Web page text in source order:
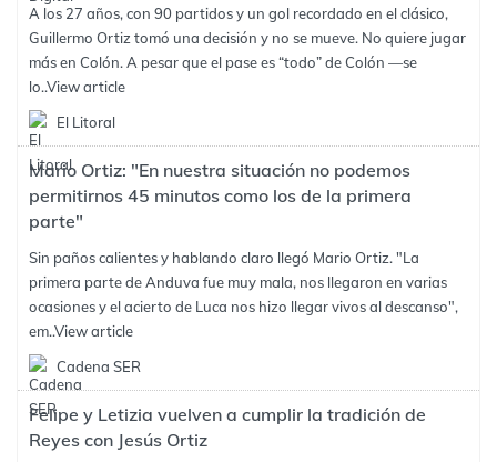
A los 27 años, con 90 partidos y un gol recordado en el clásico,
Guillermo Ortiz tomó una decisión y no se mueve. No quiere jugar
más en Colón. A pesar que el pase es “todo” de Colón —se
lo..View article
El Litoral
Mario Ortiz: "En nuestra situación no podemos
permitirnos 45 minutos como los de la primera
parte"
Sin paños calientes y hablando claro llegó Mario Ortiz. "La
primera parte de Anduva fue muy mala, nos llegaron en varias
ocasiones y el acierto de Luca nos hizo llegar vivos al descanso",
em..View article
Cadena SER
Felipe y Letizia vuelven a cumplir la tradición de
Reyes con Jesús Ortiz